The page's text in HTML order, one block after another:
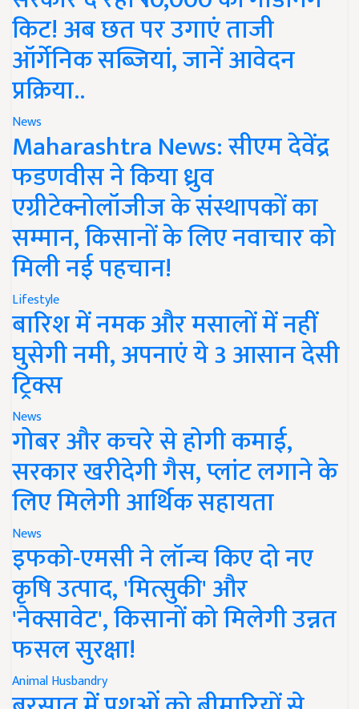
किट! अब छत पर उगाएं ताजी
ऑर्गेनिक सब्जियां, जानें आवेदन
प्रक्रिया..
News
Maharashtra News: सीएम देवेंद्र
फडणवीस ने किया ध्रुव
एग्रीटेक्नोलॉजीज के संस्थापकों का
सम्मान, किसानों के लिए नवाचार को
मिली नई पहचान!
Lifestyle
बारिश में नमक और मसालों में नहीं
घुसेगी नमी, अपनाएं ये 3 आसान देसी
ट्रिक्स
News
गोबर और कचरे से होगी कमाई,
सरकार खरीदेगी गैस, प्लांट लगाने के
लिए मिलेगी आर्थिक सहायता
News
इफको-एमसी ने लॉन्च किए दो नए
कृषि उत्पाद, 'मित्सुकी' और
'नेक्सावेट', किसानों को मिलेगी उन्नत
फसल सुरक्षा!
Animal Husbandry